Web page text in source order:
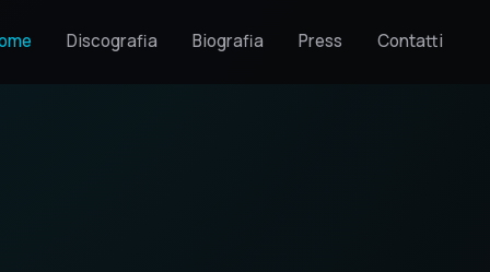
Discografia Biografia Press Contatti